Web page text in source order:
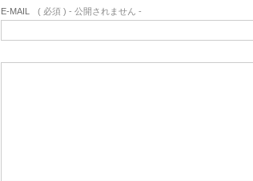
E-MAIL ( 必須 ) - 公開されません -